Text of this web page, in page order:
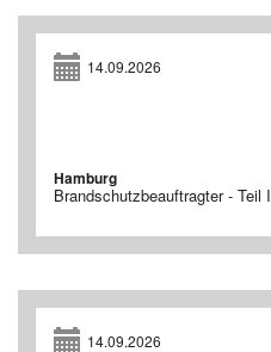
14.09.2026
Hamburg
Brandschutzbeauftragter - Teil I
14.09.2026